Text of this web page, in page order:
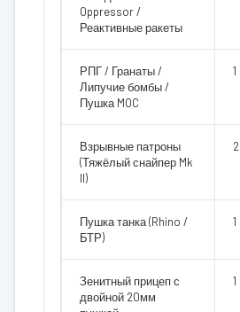
Oppressor /
Реактивные ракеты
РПГ / Гранаты /
Липучие бомбы /
Пушка MOC
1
Взрывные патроны
(Тяжёлый снайпер Mk
II)
2
Пушка танка (Rhino /
БТР)
1
Зенитный прицеп с
двойной 20мм
1